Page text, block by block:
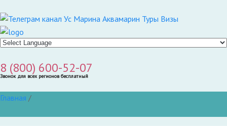
8 (800) 600-52-07
Звонок для всех регионов бесплатный
Главная /